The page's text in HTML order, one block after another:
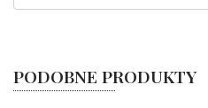
PODOBNE PRODUKTY